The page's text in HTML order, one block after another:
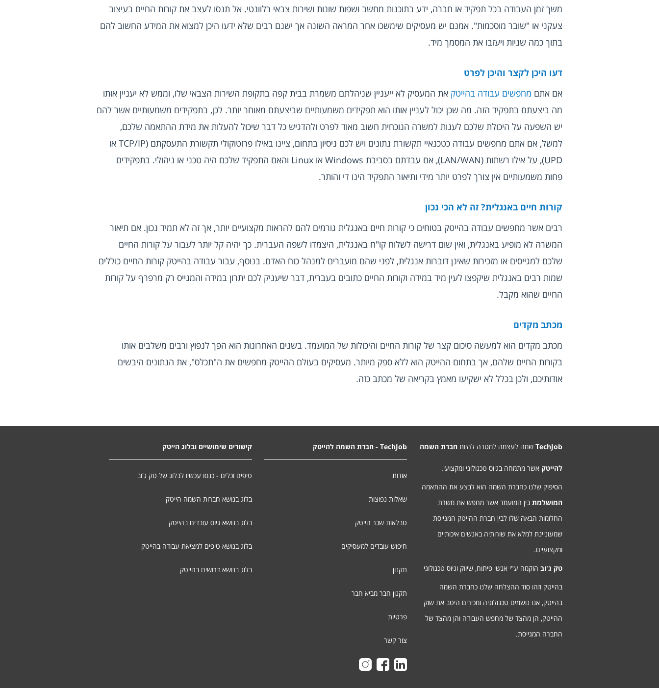
בתוך כמה שניות ויעזבו את המסמך מיד.
דעו היכן לקצר והיכן לפרט
אם אתם מחפשים עבודה בהייטק
פחות משמעותיים אין צורך לפרט יותר מידי ותיאור התפקיד הינו די והותר.
קורות חיים באנגלית? זה לא הכי נכון
החיים שהוא מקבל.
מכתב מקדים
אודותיכם, ולכן בכלל לא ישקיעו מאמץ בקריאה של מכתב כזה.
TechJob שמה לעצמה למטרה להיות חברת השמה
להייטק אשר מתמחה בגיוס טכנולוגי ומקצועי.
הסיפוק שלנו כחברת השמה הוא לבצע את ההתאמה
המושלמת בין המועמד אשר מחפש את משרת
החלומות הבאה שלו לבין חברת ההייטק המגייסת
שמעוניינת למלא את שורותיה באנשים איכותיים
ומקצועיים.
טק ג'וב הוקמה ע"י אנשי פיתוח, שיווק וגיוס טכנולוגי
בהייטק וזהו סוד ההצלחה שלנו כחברת השמה
בהייטק, אנו נושמים טכנולוגיה ומכירים היטב את שוק
ההייטק, הן מהצד של מחפש העבודה והן מהצד של
החברה המגייסת.
TechJob - חברת השמה להייטק
אודות
שאלות נפוצות
טבלאות שכר הייטק
חיפוש עובדים למעסיקים
תקנון
תקנון חבר מביא חבר
פרטיות
צור קשר
קישורים שימושיים ובלוג הייטק
טיפים וכלים - כנסו עכשיו לבלוג של טק ג'וב
בלוג בנושא חברות השמה הייטק
בלוג בנושא גיוס עובדים בהייטק
בלוג בנושא טיפים למציאת עבודה בהייטק
בלוג בנושא דרושים בהייטק